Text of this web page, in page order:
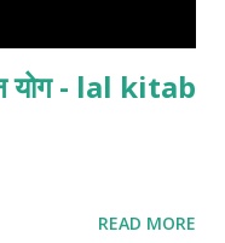
योग - lal kitab
READ MORE